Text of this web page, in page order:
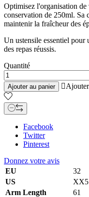
Optimisez l'organisation
conservation de 250ml. Sa
maintenir la fraîcheur des
Un ustensile essentiel pour
des repas réussis.
Quantité
Ajouter au panier 
Facebook
Twitter
Pinterest
Donnez votre avis
EU
32
US
XX5
Arm Length
61